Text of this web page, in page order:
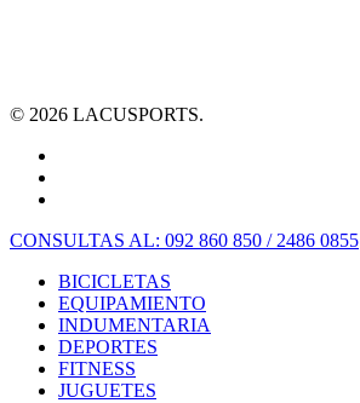
© 2026 LACUSPORTS.
CONSULTAS AL: 092 860 850 / 2486 0855
BICICLETAS
EQUIPAMIENTO
INDUMENTARIA
DEPORTES
FITNESS
JUGUETES